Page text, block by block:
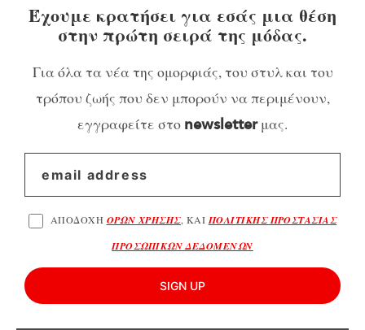
Έχουμε κρατήσει για εσάς μια θέση
στην πρώτη σειρά της μόδας.
Για όλα τα νέα της ομορφιάς, του στυλ και του
τρόπου ζωής που δεν μπορούν να περιμένουν,
εγγραφείτε στο newsletterμας.
ΑΠΟΔΟΧΗ ΟΡΩΝ ΧΡΗΣΗΣ, ΚΑΙ ΠΟΛΙΤΙΚΗΣ ΠΡΟΣΤΑΣΙΑΣ
ΠΡΟΣΩΠΙΚΩΝ ΔΕΔΟΜΕΝΩΝ
SIGN UP